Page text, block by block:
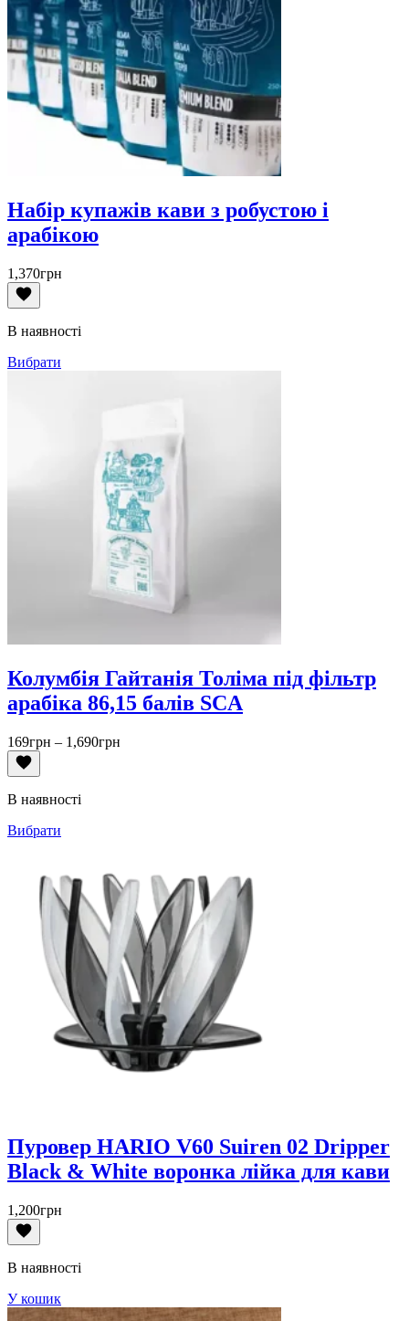
Набір купажів кави з робустою і
арабікою
1,370грн
В наявності
Вибрати
Колумбія Гайтанія Толіма під фільтр
арабіка 86,15 балів SCA
169грн – 1,690грн
В наявності
Вибрати
Пуровер HARIO V60 Suiren 02 Dripper
Black & White воронка лійка для кави
1,200грн
В наявності
У кошик